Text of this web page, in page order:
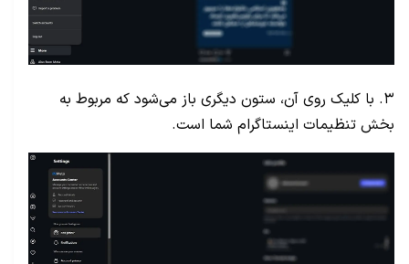
۳. با کلیک روی آن، ستون دیگری باز می‌شود که مربوط به
بخش تنظیمات اینستاگرام شما است.